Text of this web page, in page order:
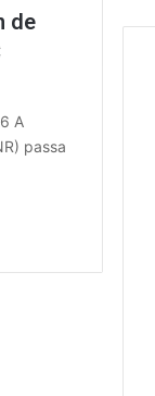
de
A
passa